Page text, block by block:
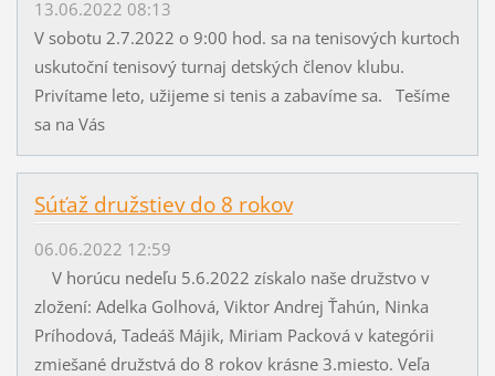
13.06.2022 08:13
V sobotu 2.7.2022 o 9:00 hod. sa na tenisových kurtoch
uskutoční tenisový turnaj detských členov klubu.
Privítame leto, užijeme si tenis a zabavíme sa. Tešíme
sa na Vás
Súťaž družstiev do 8 rokov
06.06.2022 12:59
V horúcu nedeľu 5.6.2022 získalo naše družstvo v
zložení: Adelka Golhová, Viktor Andrej Ťahún, Ninka
Príhodová, Tadeáš Májik, Miriam Packová v kategórii
zmiešané družstvá do 8 rokov krásne 3.miesto. Veľa